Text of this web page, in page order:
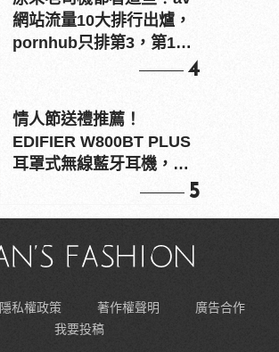
網站流量10大排行出爐，
pornhub只排第3，第1名
4
情人節送禮推薦！
EDIFIER W800BT PLUS
耳罩式無線藍牙耳機，在
5
隱私權政策 著作權聲明
廣告合作
我要投稿